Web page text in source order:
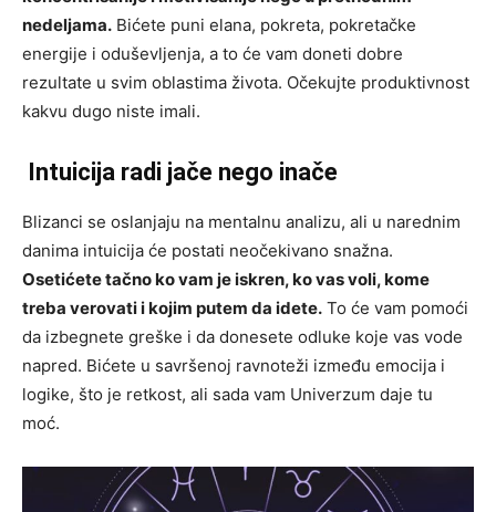
nedeljama. Bićete puni elana, pokreta, pokretačke
energije i oduševljenja, a to će vam doneti dobre
rezultate u svim oblastima života. Očekujte produktivnost
kakvu dugo niste imali.
Intuicija radi jače nego inače
Blizanci se oslanjaju na mentalnu analizu, ali u narednim
danima intuicija će postati neočekivano snažna.
Osetićete tačno ko vam je iskren, ko vas voli, kome
treba verovati i kojim putem da idete. To će vam pomoći
da izbegnete greške i da donesete odluke koje vas vode
napred. Bićete u savršenoj ravnoteži između emocija i
logike, što je retkost, ali sada vam Univerzum daje tu
moć.